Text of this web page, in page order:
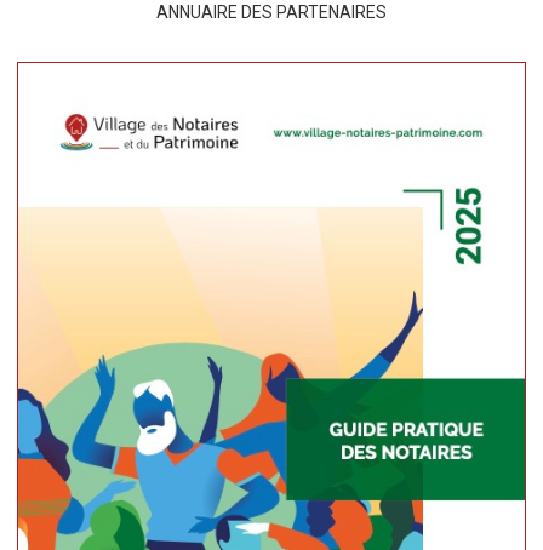
ANNUAIRE DES PARTENAIRES